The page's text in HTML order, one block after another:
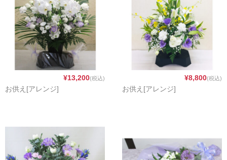
種類
胡蝶蘭
バラ[薔薇]
カスミソウ[かすみ草]
ユリ[百合]
カーネーション
ヒマワリ[ひまわり]
¥13,200(税込)
お供え[アレンジ]
¥8,800(税込)
お供え[アレンジ]